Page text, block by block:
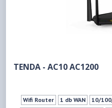
TENDA - AC10 AC1200
Wifi Router 1 db WAN 10/